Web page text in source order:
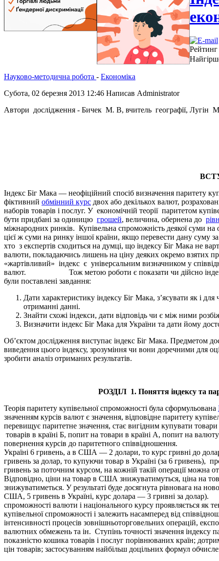
Рейтинг
Науково-методична робота - Економіка
Субота, 02 березня 2013 12:46 Написав Administrator
Автори дослідження - Бичек М. В, вчитель географії, Лугін
Індекс Біг Мака — неофіційний спосіб визначення паритету
фіктивний обмінний курс двох або декількох валют,
наборів товарів і послуг. У економічній теорії паритетом
бути придбані за одиницю грошей, величина, обернена до
міжнародних ринків. Купівельна спроможність деякої суми
цієї ж суми на ринку іншої країни, якщо перевести дану суму
хто з експертів сходиться на думці, що індексу Біг Мака не
валюти, покладаючись лишень на ціну деяких окремо взятих
«жартівливий» індекс є універсальним визначником у
валют. Тож метою роботи є показати чи дійсно індекс
були поставлені завдання:
Дати характеристику індексу Біг Мака, з’ясувати як і
отриманні данні.
Знайти схожі індекси, дати відповідь чи є між ними
Визначити індекс Біг Мака для України та дати йому
Об’єктом дослідження виступає індекс Біг Мака. Предметом
виведення цього індексу, зрозуміння чи вони доречними для
зробити аналіз отриманих результатів.
РОЗДІЛ 1. Поняття індексу та
Теорія паритету купівельної спроможності була сформульована
значенням курсів валют є значення, відповідне паритету
перевищує паритетне значення, стає вигідним купувати
товарів в країні Б, попит на товари в країні А, попит на
повернення курсів до паритетного
Україні 6 гривень, а в США — 2 долари, то курс гривні до
гривень за долар, то купуючи товар в Україні (за 6
гривень за поточним курсом, на кожній такій операції можна
Відповідно, ціни на товар в США знижуватимуться, ціна на
знижуватиметься. У результаті буде досягнута рівновага на
США, 5 гривень в Україні, курс долара — 3 гривні за
спроможності валюти і національного курсу проявляється як
купівельної спроможності і залежить насамперед від
інтенсивності процесів зовнішньоторговельних операцій,
валютних обмежень та ін. Ступінь точності значення індексу
показністю кошика товарів і послуг порівнюваних країн;
цін товарів; застосуванням найбільш доцільних формул